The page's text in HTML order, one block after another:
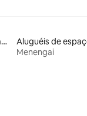
Aluguéis de espaços que aceitam animais de estimação
Menengai